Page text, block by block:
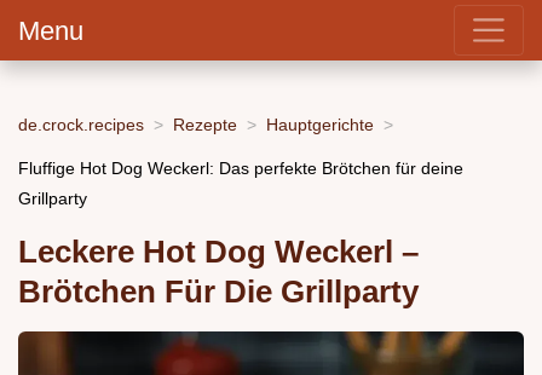
Menu
de.crock.recipes Rezepte Hauptgerichte
Fluffige Hot Dog Weckerl: Das perfekte Brötchen für deine
Grillparty
Leckere Hot Dog Weckerl –
Brötchen Für Die Grillparty